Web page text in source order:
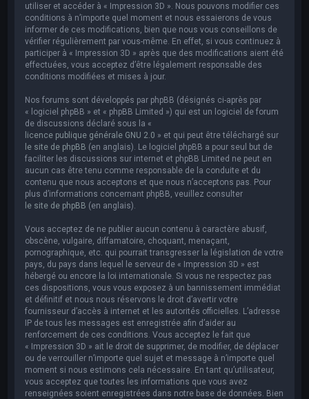
utiliser et accéder à « Impression 3D ». Nous pouvons modifier ces
conditions à n’importe quel moment et nous essaierons de vous
informer de ces modifications, bien que nous vous conseillons de
vérifier régulièrement par vous-même. En effet, si vous continuez à
participer à « Impression 3D » après que des modifications aient été
effectuées, vous acceptez d’être légalement responsable des
conditions modifiées et mises à jour.
Nos forums sont développés par phpBB (désignés ci-après par
« logiciel phpBB » et « phpBB Limited ») qui est un logiciel de forum
de discussions déclaré sous la «
licence publique générale GNU 2.0 » et qui peut être téléchargé sur
le site de phpBB (en anglais). Le logiciel phpBB a pour seul but de
faciliter les discussions sur internet et phpBB Limited ne peut en
aucun cas être tenu comme responsable de la conduite et du
contenu que nous acceptons et que nous n’acceptons pas. Pour
plus d’informations concernant phpBB, veuillez consulter
le site de phpBB (en anglais).
Vous acceptez de ne publier aucun contenu à caractère abusif,
obscène, vulgaire, diffamatoire, choquant, menaçant,
pornographique, etc. qui pourrait transgresser la législation de votre
pays, du pays dans lequel le serveur de « Impression 3D » est
hébergé ou encore la loi internationale. Si vous ne respectez pas
ces dispositions, vous vous exposez à un bannissement immédiat
et définitif et nous nous réservons le droit d’avertir votre
fournisseur d’accès à internet et les autorités officielles. L’adresse
IP de tous les messages est enregistrée afin d’aider au
renforcement de ces conditions. Vous acceptez le fait que
« Impression 3D » ait le droit de supprimer, de modifier, de déplacer
ou de verrouiller n’importe quel sujet et message à n’importe quel
moment si nous estimons cela nécessaire. En tant qu’utilisateur,
vous acceptez que toutes les informations que vous avez
renseignées soient enregistrées dans notre base de données. Bien